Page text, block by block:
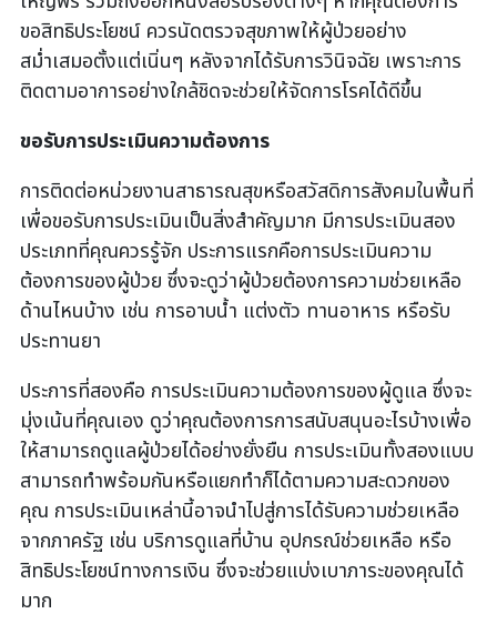
ขอสิทธิประโยชน์ ควรนัดตรวจสุขภาพให้ผู้ป่วยอย่าง
สม่ำเสมอตั้งแต่เนิ่นๆ หลังจากได้รับการวินิจฉัย เพราะการ
ติดตามอาการอย่างใกล้ชิดจะช่วยให้จัดการโรคได้ดีขึ้น
ขอรับการประเมินความต้องการ
การติดต่อหน่วยงานสาธารณสุขหรือสวัสดิการสังคมในพื้นที่
เพื่อขอรับการประเมินเป็นสิ่งสำคัญมาก มีการประเมินสอง
ประเภทที่คุณควรรู้จัก ประการแรกคือการประเมินความ
ต้องการของผู้ป่วย ซึ่งจะดูว่าผู้ป่วยต้องการความช่วยเหลือ
ด้านไหนบ้าง เช่น การอาบน้ำ แต่งตัว ทานอาหาร หรือรับ
ประทานยา
ประการที่สองคือ การประเมินความต้องการของผู้ดูแล ซึ่งจะ
มุ่งเน้นที่คุณเอง ดูว่าคุณต้องการการสนับสนุนอะไรบ้างเพื่อ
ให้สามารถดูแลผู้ป่วยได้อย่างยั่งยืน การประเมินทั้งสองแบบ
สามารถทำพร้อมกันหรือแยกทำก็ได้ตามความสะดวกของ
คุณ การประเมินเหล่านี้อาจนำไปสู่การได้รับความช่วยเหลือ
จากภาครัฐ เช่น บริการดูแลที่บ้าน อุปกรณ์ช่วยเหลือ หรือ
สิทธิประโยชน์ทางการเงิน ซึ่งจะช่วยแบ่งเบาภาระของคุณได้
มาก